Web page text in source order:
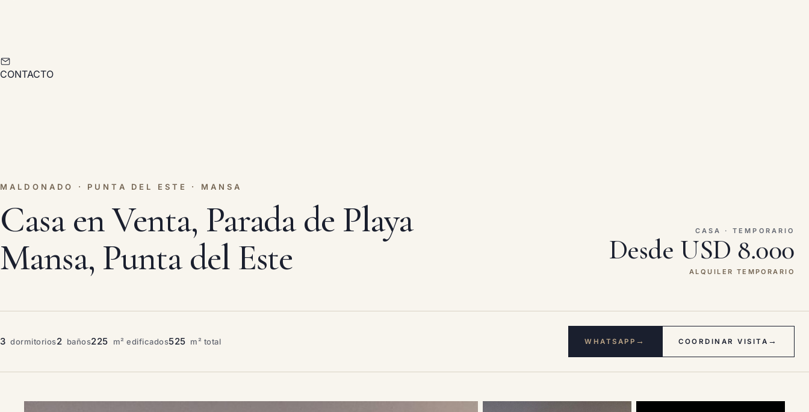
CONTACTO
MALDONADO · PUNTA DEL ESTE · MANSA
Casa en Venta, Parada de Playa
Mansa, Punta del Este
CASA · TEMPORARIO
Desde USD 8.000
ALQUILER TEMPORARIO
3 dormitorios2 baños225 m² edificados525 m² total WHATSAPP → COORDINAR VISITA →